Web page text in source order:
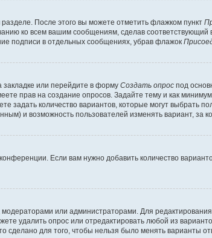
После этого вы можете отметить флажком пункт
ко всем вашим сообщениям, сделав
подписи в отдельных сообщениях, убрав флажок
или перейдите в форму Создать опрос под
прав на создание опросов. Задайте тему и как
задать количество вариантов, которые могут выбрать
и возможность пользователей изменять вариант, за
Если вам нужно добавить количество
или администраторами. Для
удалить опрос или отредактировать любой из
для того, чтобы нельзя было менять варианты